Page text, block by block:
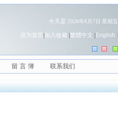
今天是 2026年8月7日 星期五
设为首页 加入收藏 繁體中文 English
留 言 簿 联系我们